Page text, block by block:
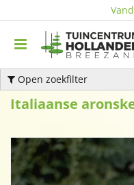
Open zoekfilter
Italiaanse